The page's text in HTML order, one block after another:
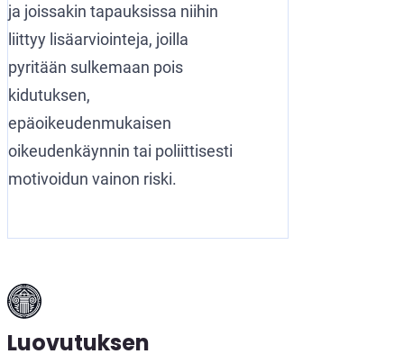
ja joissakin tapauksissa niihin
liittyy lisäarviointeja, joilla
pyritään sulkemaan pois
kidutuksen,
epäoikeudenmukaisen
oikeudenkäynnin tai poliittisesti
motivoidun vainon riski.
Luovutuksen